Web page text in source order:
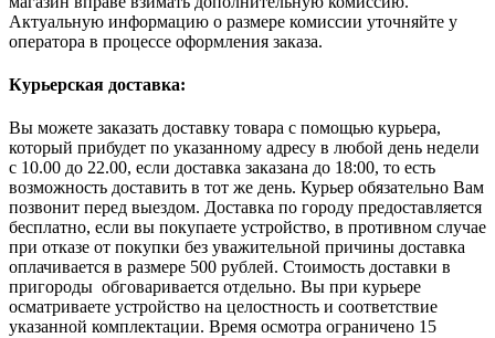
Актуальную информацию о размере комиссии уточняйте у
оператора в процессе оформления заказа.
Курьерская доставка:
Вы можете заказать доставку товара с помощью курьера,
который прибудет по указанному адресу в любой день недели
с 10.00 до 22.00, если доставка заказана до 18:00, то есть
возможность доставить в тот же день. Курьер обязательно Вам
позвонит перед выездом. Доставка по городу предоставляется
бесплатно, если вы покупаете устройство, в противном случае
при отказе от покупки без уважительной причины доставка
оплачивается в размере 500 рублей. Стоимость доставки в
пригороды обговаривается отдельно. Вы при курьере
осматриваете устройство на целостность и соответствие
указанной комплектации. Время осмотра ограничено 15